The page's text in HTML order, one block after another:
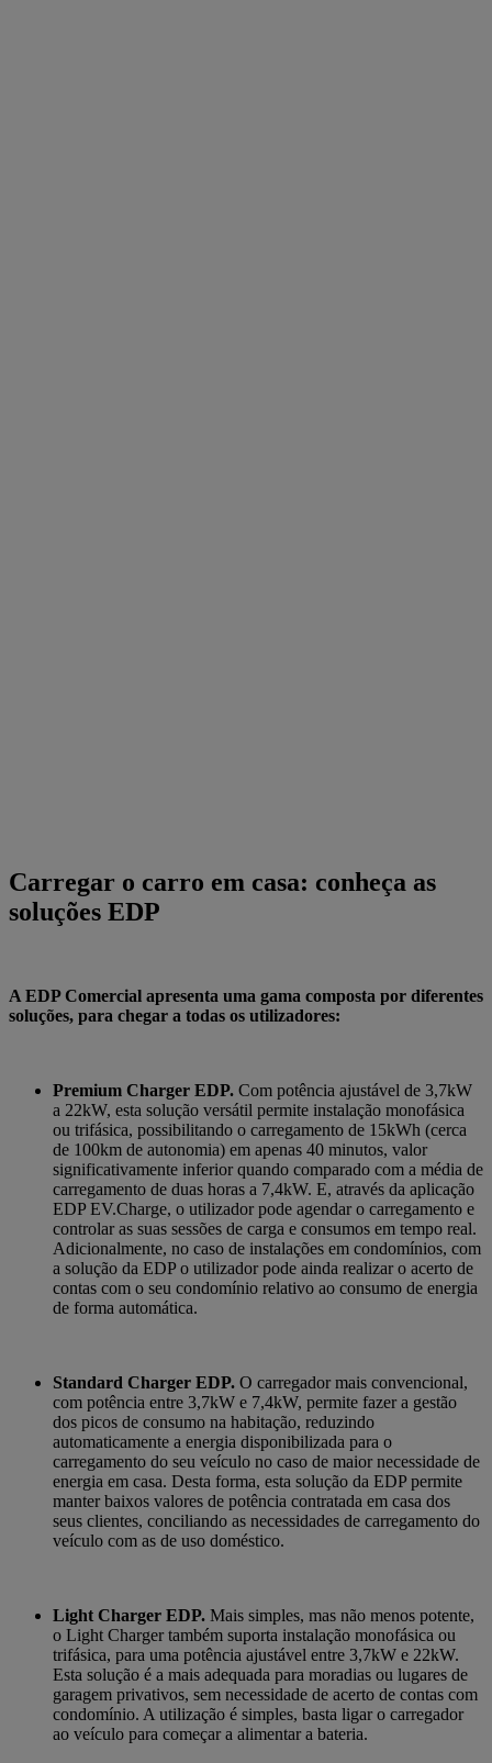
Carregar o carro em casa: conheça as
soluções EDP
A EDP Comercial apresenta uma gama composta por diferentes
soluções, para chegar a todas os utilizadores:
Premium Charger EDP. Com potência ajustável de 3,7kW
a 22kW, esta solução versátil permite instalação monofásica
ou trifásica, possibilitando o carregamento de 15kWh (cerca
de 100km de autonomia) em apenas 40 minutos, valor
significativamente inferior quando comparado com a média de
carregamento de duas horas a 7,4kW. E, através da aplicação
EDP EV.Charge, o utilizador pode agendar o carregamento e
controlar as suas sessões de carga e consumos em tempo real.
Adicionalmente, no caso de instalações em condomínios, com
a solução da EDP o utilizador pode ainda realizar o acerto de
contas com o seu condomínio relativo ao consumo de energia
de forma automática.
Standard Charger EDP. O carregador mais convencional,
com potência entre 3,7kW e 7,4kW, permite fazer a gestão
dos picos de consumo na habitação, reduzindo
automaticamente a energia disponibilizada para o
carregamento do seu veículo no caso de maior necessidade de
energia em casa. Desta forma, esta solução da EDP permite
manter baixos valores de potência contratada em casa dos
seus clientes, conciliando as necessidades de carregamento do
veículo com as de uso doméstico.
Light Charger EDP. Mais simples, mas não menos potente,
o Light Charger também suporta instalação monofásica ou
trifásica, para uma potência ajustável entre 3,7kW e 22kW.
Esta solução é a mais adequada para moradias ou lugares de
garagem privativos, sem necessidade de acerto de contas com
condomínio. A utilização é simples, basta ligar o carregador
ao veículo para começar a alimentar a bateria.